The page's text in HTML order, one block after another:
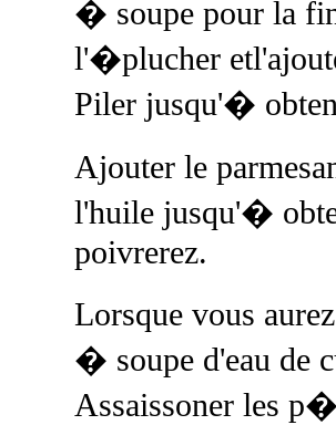
� soupe pour la
l'�plucher
Piler jusqu'�
Ajouter le
l'huile jusqu'�
poivrerez.
Lorsque vous
� soupe d'eau de
Assaissoner les